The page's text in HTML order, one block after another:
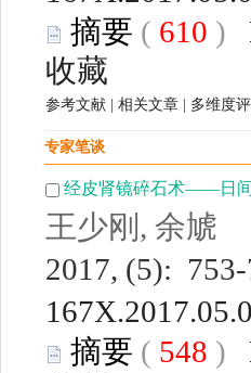
摘要 ( 610 )
收藏
参考文献 相关文章 多维度
专家笔谈
经皮肾镜碎石术——日
王少刚, 余虓
2017, (5):
摘要 ( 548 )